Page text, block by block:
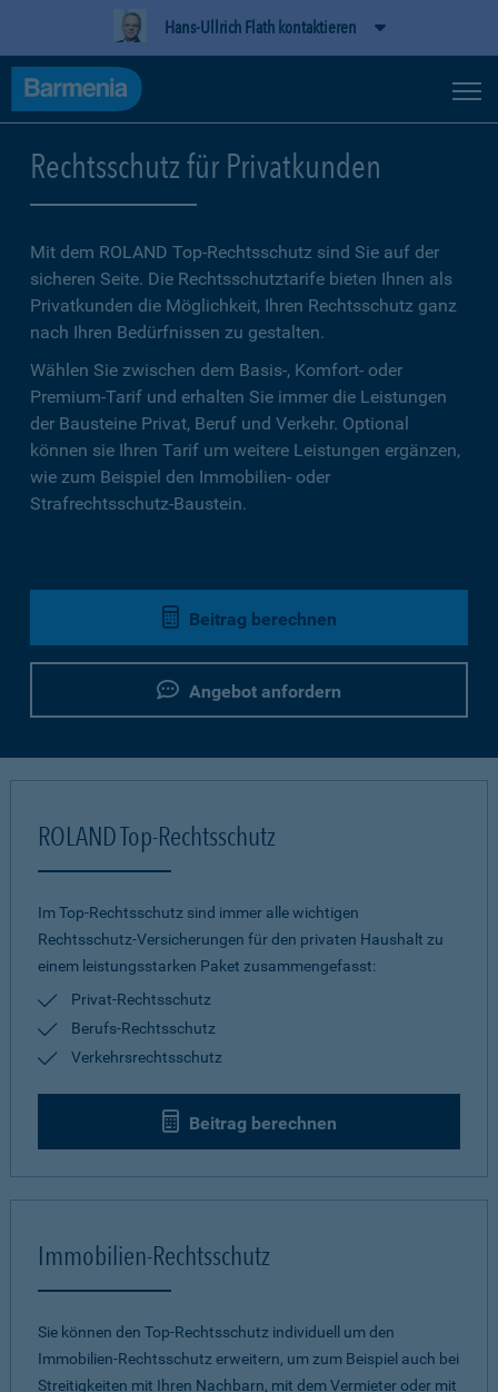
Hans-Ullrich Flath kontaktieren
Rechtsschutz für Privatkunden
Mit dem ROLAND Top-Rechtsschutz sind Sie auf der
sicheren Seite. Die Rechtsschutztarife bieten Ihnen als
Privatkunden die Möglichkeit, Ihren Rechtsschutz ganz
nach Ihren Bedürfnissen zu gestalten.
Wählen Sie zwischen dem Basis-, Komfort- oder
Premium-Tarif und erhalten Sie immer die Leistungen
der Bausteine Privat, Beruf und Verkehr. Optional
können sie Ihren Tarif um weitere Leistungen ergänzen,
wie zum Beispiel den Immobilien- oder
Strafrechtsschutz-Baustein.
Beitrag berechnen
Angebot anfordern
ROLAND Top-Rechtsschutz
Im Top-Rechtsschutz sind immer alle wichtigen
Rechtsschutz-Versicherungen für den privaten Haushalt zu
einem leistungsstarken Paket zusammengefasst:
Privat-Rechtsschutz
Berufs-Rechtsschutz
Verkehrsrechtsschutz
Beitrag berechnen
Immobilien-Rechtsschutz
Sie können den Top-Rechtsschutz individuell um den
Immobilien-Rechtsschutz erweitern, um zum Beispiel auch bei
Streitigkeiten mit Ihren Nachbarn, mit dem Vermieter oder mit